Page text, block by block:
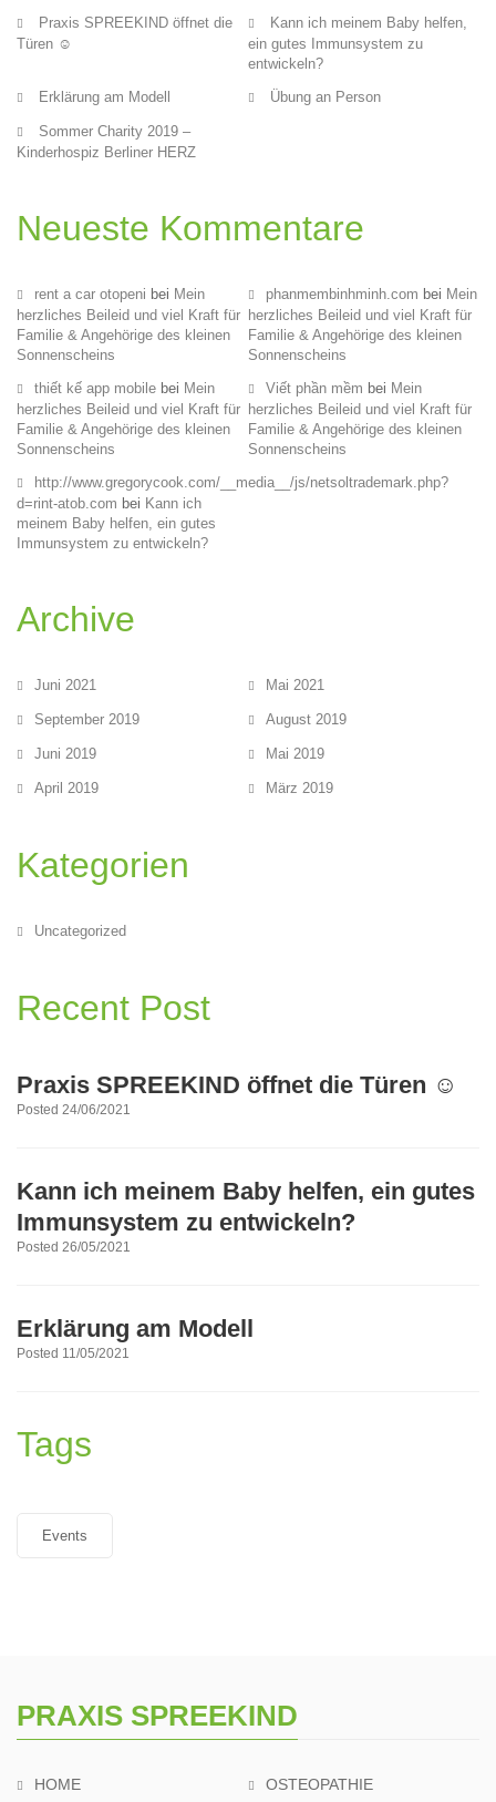
Praxis SPREEKIND öffnet die
Türen ☺
Kann ich meinem Baby helfen,
ein gutes Immunsystem zu
entwickeln?
Erklärung am Modell
Übung an Person
Sommer Charity 2019 –
Kinderhospiz Berliner HERZ
Neueste Kommentare
rent a car otopeni bei Mein
herzliches Beileid und viel Kraft für
Familie & Angehörige des kleinen
Sonnenscheins
phanmembinhminh.com bei Mein
herzliches Beileid und viel Kraft für
Familie & Angehörige des kleinen
Sonnenscheins
thiết kế app mobile bei Mein
herzliches Beileid und viel Kraft für
Familie & Angehörige des kleinen
Sonnenscheins
Viết phần mềm bei Mein
herzliches Beileid und viel Kraft für
Familie & Angehörige des kleinen
Sonnenscheins
http://www.gregorycook.com/__media__/js/netsoltrademark.php?
d=rint-atob.com bei Kann ich
meinem Baby helfen, ein gutes
Immunsystem zu entwickeln?
Archive
Juni 2021 Mai 2021
September 2019 August 2019
Juni 2019 Mai 2019
April 2019 März 2019
Kategorien
Uncategorized
Recent Post
Praxis SPREEKIND öffnet die Türen ☺
Posted 24/06/2021
Kann ich meinem Baby helfen, ein gutes
Immunsystem zu entwickeln?
Posted 26/05/2021
Erklärung am Modell
Posted 11/05/2021
Tags
Events
PRAXIS SPREEKIND
HOME OSTEOPATHIE